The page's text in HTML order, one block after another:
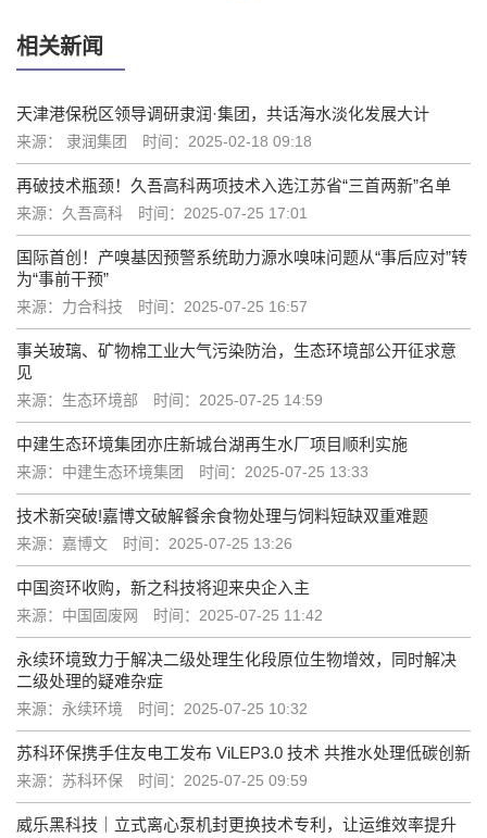
相关新闻
天津港保税区领导调研隶润·集团，共话海水淡化发展大计
来源： 隶润集团 时间：2025-02-18 09:18
再破技术瓶颈！久吾高科两项技术入选江苏省“三首两新”名单
来源：久吾高科 时间：2025-07-25 17:01
国际首创！产嗅基因预警系统助力源水嗅味问题从“事后应对”转
为“事前干预”
来源：力合科技 时间：2025-07-25 16:57
事关玻璃、矿物棉工业大气污染防治，生态环境部公开征求意
见
来源：生态环境部 时间：2025-07-25 14:59
中建生态环境集团亦庄新城台湖再生水厂项目顺利实施
来源：中建生态环境集团 时间：2025-07-25 13:33
技术新突破!嘉博文破解餐余食物处理与饲料短缺双重难题
来源：嘉博文 时间：2025-07-25 13:26
中国资环收购，新之科技将迎来央企入主
来源：中国固废网 时间：2025-07-25 11:42
永续环境致力于解决二级处理生化段原位生物增效，同时解决
二级处理的疑难杂症
来源：永续环境 时间：2025-07-25 10:32
苏科环保携手住友电工发布 ViLEP3.0 技术 共推水处理低碳创新
来源：苏科环保 时间：2025-07-25 09:59
威乐黑科技｜立式离心泵机封更换技术专利，让运维效率提升